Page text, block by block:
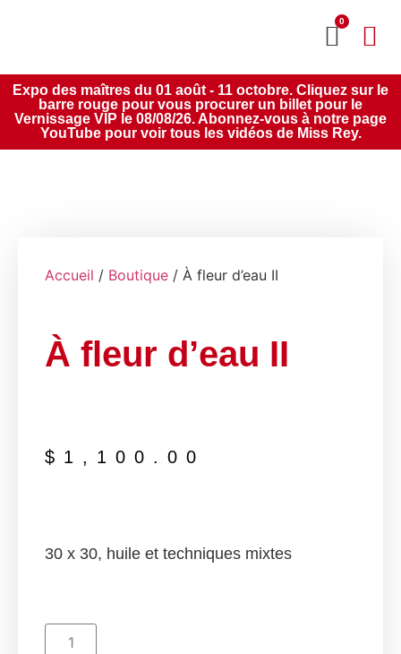
0
Expo des maîtres du 01 août - 11 octobre. Cliquez sur le
barre rouge pour vous procurer un billet pour le
Vernissage VIP le 08/08/26. Abonnez-vous à notre page
YouTube pour voir tous les vidéos de Miss Rey.
Accueil / Boutique / À fleur d’eau II
À fleur d’eau II
$ 1,100.00
30 x 30, huile et techniques mixtes